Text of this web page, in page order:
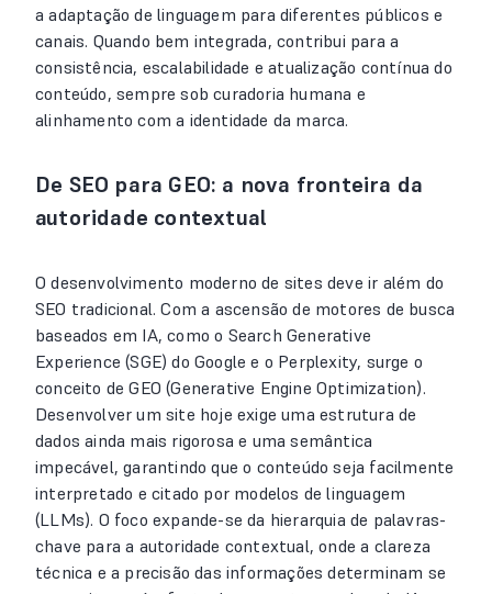
a adaptação de linguagem para diferentes públicos e
canais. Quando bem integrada, contribui para a
consistência, escalabilidade e atualização contínua do
conteúdo, sempre sob curadoria humana e
alinhamento com a identidade da marca.
De SEO para GEO: a nova fronteira da
autoridade contextual
O desenvolvimento moderno de sites deve ir além do
SEO tradicional. Com a ascensão de motores de busca
baseados em IA, como o Search Generative
Experience (SGE) do Google e o Perplexity, surge o
conceito de GEO (Generative Engine Optimization).
Desenvolver um site hoje exige uma estrutura de
dados ainda mais rigorosa e uma semântica
impecável, garantindo que o conteúdo seja facilmente
interpretado e citado por modelos de linguagem
(LLMs). O foco expande-se da hierarquia de palavras-
chave para a autoridade contextual, onde a clareza
técnica e a precisão das informações determinam se